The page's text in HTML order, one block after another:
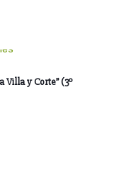
Villa y Corte” (3º